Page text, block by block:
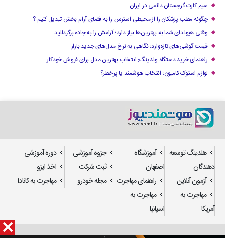
سیم کارت گرجستان دائمی در ایران
چگونه مطب پزشکان را از محیطی استرس زا به فضای آرام بخش تبدیل کنیم ؟
وقتی هیوندای شما به بهترین‌ها نیاز دارد؛ آرامش را به جاده برگردانید
قیمت گوشی‌های تازه‌وارد؛ نگاهی به نرخ مدل‌های جدید بازار
راهنمای خرید دستگاه وندینگ: انتخاب بهترین مدل برای فروش خودکار
لوازم استوک کامیون؛ انتخاب هوشمند یا پرخطر؟
هلدینگ توسعه
دهندگان
آموزشگاه
اصفهان
جزوه آموزشی
دوره آموزشی
ثبت شرکت
اخذ ایزو
آزمون آنلاین
راهنمای مهاجرت مجله خودرو
مهاجرت به کانادا
مهاجرت به
آمریکا
مهاجرت به
اسپانیا